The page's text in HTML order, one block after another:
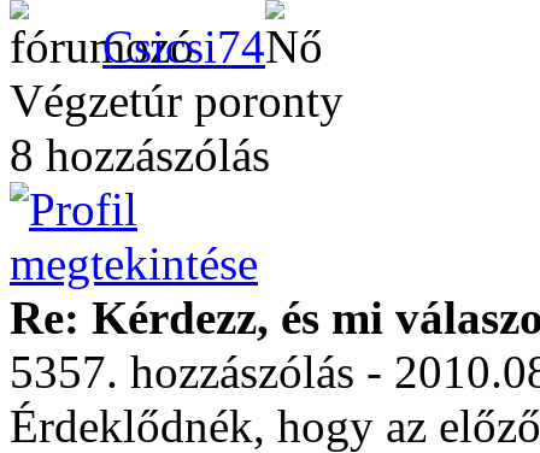
Csicsi74
Végzetúr poronty
8 hozzászólás
Re: Kérdezz, és mi
5357. hozzászólás -
Érdeklődnék, hogy az